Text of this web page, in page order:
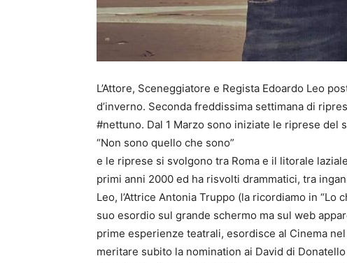
L’Attore, Sceneggiatore e Regista Edoardo Leo
d’inverno. Seconda freddissima settimana di
#nettuno. Dal 1 Marzo sono iniziate le riprese del
“Non sono quello che sono”
e le riprese si svolgono tra Roma e il litorale
primi anni 2000 ed ha risvolti drammatici, tra
Leo, l’Attrice Antonia Truppo (la ricordiamo in “Lo
suo esordio sul grande schermo ma sul web
prime esperienze teatrali, esordisce al Cinema
meritare subito la nomination ai David di